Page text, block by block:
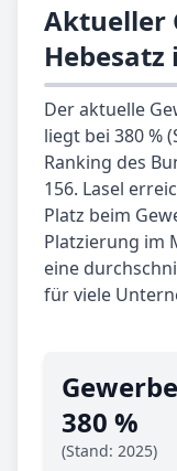
Aktueller
Hebesatz
Der aktuelle
liegt bei 380 %
Ranking des
156. Lasel
Platz beim
Platzierung im
eine
für viele
380 %
(Stand: 2025)